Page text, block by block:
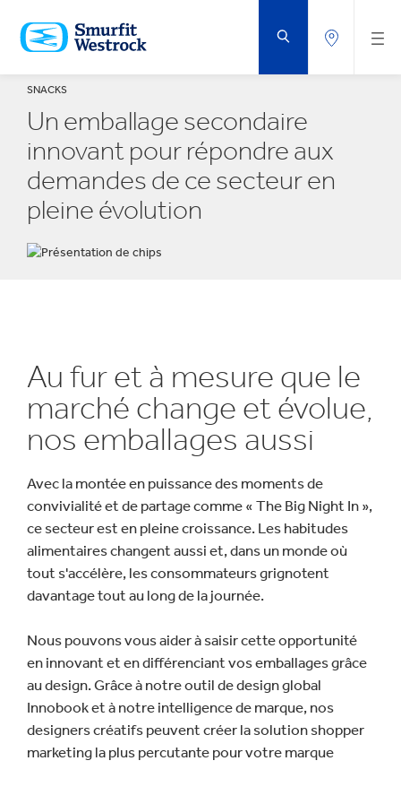
AU
CONTENU
PRINCIPAL
SNACKS
Un emballage secondaire
innovant pour répondre aux
demandes de ce secteur en
pleine évolution
Au fur et à mesure que le
marché change et évolue,
nos emballages aussi
Avec la montée en puissance des moments de
convivialité et de partage comme « The Big Night In »,
ce secteur est en pleine croissance. Les habitudes
alimentaires changent aussi et, dans un monde où
tout s'accélère, les consommateurs grignotent
davantage tout au long de la journée.
Nous pouvons vous aider à saisir cette opportunité
en innovant et en différenciant vos emballages grâce
au design. Grâce à notre outil de design global
Innobook et à notre intelligence de marque, nos
designers créatifs peuvent créer la solution shopper
marketing la plus percutante pour votre marque